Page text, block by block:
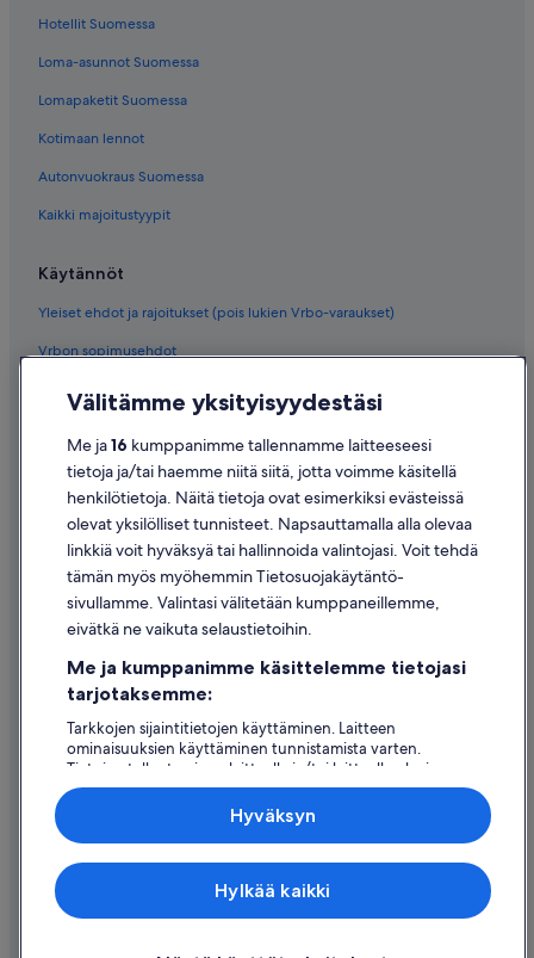
Hotellit Suomessa
Loma-asunnot Suomessa
Lomapaketit Suomessa
Kotimaan lennot
Autonvuokraus Suomessa
Kaikki majoitustyypit
Käytännöt
Yleiset ehdot ja rajoitukset (pois lukien Vrbo-varaukset)
Vrbon sopimusehdot
Evästeet
Käyttöehdot
Oikeudelliset tiedot / ota meihin yhteyttä
Sisältövaatimukset ja ilmoituksen tekeminen sisällöstä
Tuki
Ota yhteyttä
Hyvityksen hakeminen ja aikarajat
Varaa lento lentoyhtiön hyvityskupongeilla
Kansainväliset matka-asiakirjat
© 2026 Expedia, Inc., Expedia Groupin yritys. Kaikki oikeudet
pidätetään. Expedia ja Expedia-logo ovat Expedia, Inc.:n tavaramerkkejä
Välitämme yksityisyydestäsi
Me ja16 kumppanimme tallennamme laitteeseesi
tietoja ja/tai haemme niitä siitä, jotta voimme käsitellä
henkilötietoja. Näitä tietoja ovat esimerkiksi evästeissä
olevat yksilölliset tunnisteet. Napsauttamalla alla olevaa
linkkiä voit hyväksyä tai hallinnoida valintojasi. Voit tehdä
tämän myös myöhemmin Tietosuojakäytäntö-
sivullamme. Valintasi välitetään kumppaneillemme,
eivätkä ne vaikuta selaustietoihin.
Me ja kumppanimme käsittelemme tietojasi
tarjotaksemme:
Tarkkojen sijaintitietojen käyttäminen. Laitteen
ominaisuuksien käyttäminen tunnistamista varten.
Tietojen tallentaminen laitteelle ja/tai laitteella olevien
tietojen käyttö. Kohdennettu mainonta ja personoitu
sisältö, mainonnan ja sisällön mittaus, yleisötutkimus ja
Hylkää kaikki
Hyväksyn